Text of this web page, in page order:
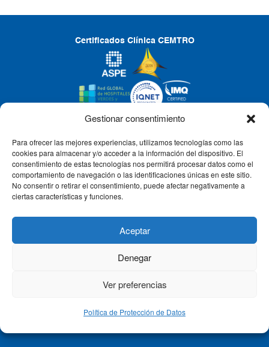
Gestionar consentimiento
Para ofrecer las mejores experiencias, utilizamos tecnologías como las
cookies para almacenar y/o acceder a la información del dispositivo. El
consentimiento de estas tecnologías nos permitirá procesar datos como el
comportamiento de navegación o las identificaciones únicas en este sitio.
No consentir o retirar el consentimiento, puede afectar negativamente a
ciertas características y funciones.
Aceptar
Denegar
Ver preferencias
Política de Protección de Datos
Certificados Clínica CEMTRO
CLÍNICA CEMTRO
QUIÉNES SOMOS